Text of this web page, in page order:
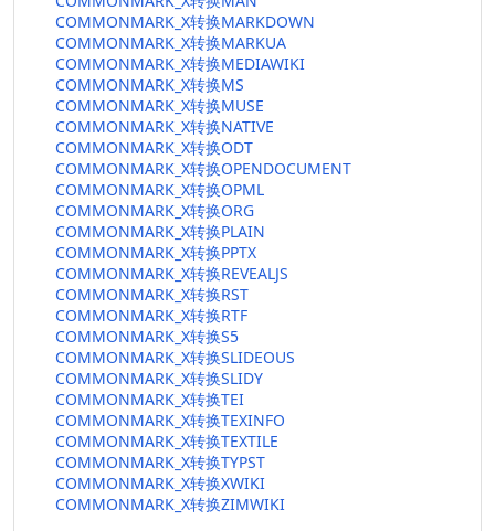
COMMONMARK_X转换MARKDOWN
COMMONMARK_X转换MARKUA
COMMONMARK_X转换MEDIAWIKI
COMMONMARK_X转换MS
COMMONMARK_X转换MUSE
COMMONMARK_X转换NATIVE
COMMONMARK_X转换ODT
COMMONMARK_X转换OPENDOCUMENT
COMMONMARK_X转换OPML
COMMONMARK_X转换ORG
COMMONMARK_X转换PLAIN
COMMONMARK_X转换PPTX
COMMONMARK_X转换REVEALJS
COMMONMARK_X转换RST
COMMONMARK_X转换RTF
COMMONMARK_X转换S5
COMMONMARK_X转换SLIDEOUS
COMMONMARK_X转换SLIDY
COMMONMARK_X转换TEI
COMMONMARK_X转换TEXINFO
COMMONMARK_X转换TEXTILE
COMMONMARK_X转换TYPST
COMMONMARK_X转换XWIKI
COMMONMARK_X转换ZIMWIKI